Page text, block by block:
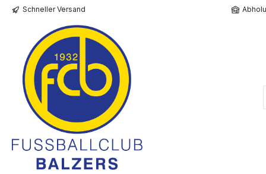
Zur Hauptnavigation springen
Schneller Versand